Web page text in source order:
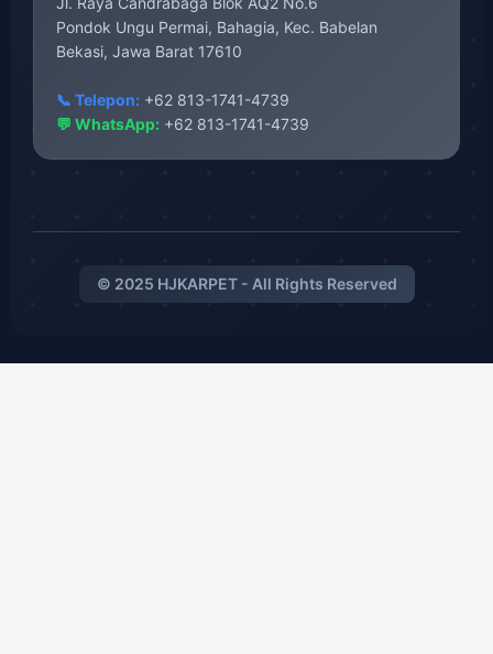
Pondok Ungu Permai, Bahagia, Kec. Babelan
Bekasi, Jawa Barat 17610
📞 Telepon: +62 813-1741-4739
💬 WhatsApp: +62 813-1741-4739
© 2025 HJKARPET - All Rights Reserved